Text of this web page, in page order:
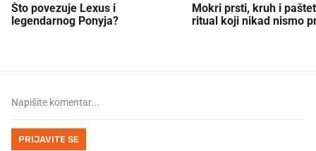
Što povezuje Lexus i
legendarnog Ponyja?
Mokri prsti, kruh i
ritual koji nikad nismo
PRIJAVITE SE